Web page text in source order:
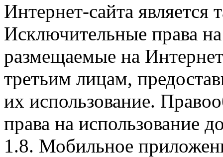
Интернет-сайта
Исключительные права
размещаемые на
третьим лицам,
их использование.
права на использование
1.8. Мобильное